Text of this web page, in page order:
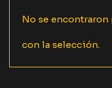
No se
con la selección.